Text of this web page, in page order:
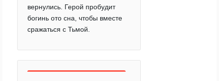
вернулись. Герой пробудит
богинь ото сна, чтобы вместе
сражаться с Тьмой.